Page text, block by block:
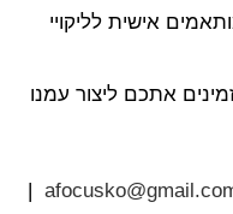
אישית לליקויי
אתכם ליצור עמנו